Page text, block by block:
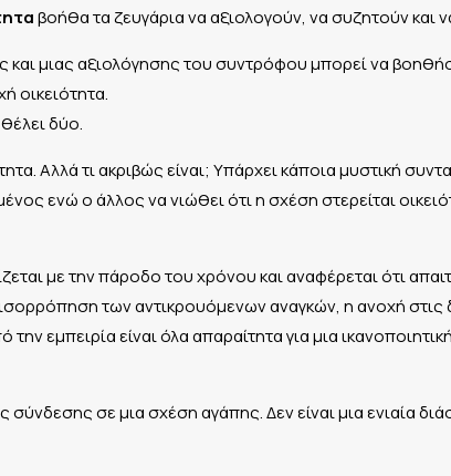
βοήθα τα ζευγάρια να αξιολογούν, να συζητούν και
και μιας αξιολόγησης του συντρόφου μπορεί να
οικειότητα.
δύο.
Αλλά τι ακριβώς είναι; Υπάρχει κάποια μυστική
ενώ ο άλλος να νιώθει ότι η σχέση στερείται
με την πάροδο του χρόνου και αναφέρεται ότι
των αντικρουόμενων αναγκών, η ανοχή στις
εμπειρία είναι όλα απαραίτητα για μια
σύνδεσης σε μια σχέση αγάπης. Δεν είναι μια ενιαία